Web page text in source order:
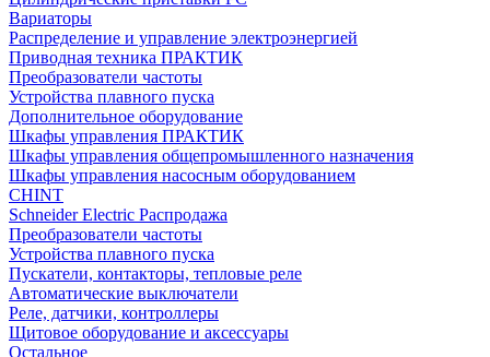
Вариаторы
Распределение и управление электроэнергией
Приводная техника ПРАКТИК
Преобразователи частоты
Устройства плавного пуска
Дополнительное оборудование
Шкафы управления ПРАКТИК
Шкафы управления общепромышленного назначения
Шкафы управления насосным оборудованием
CHINT
Schneider Electric Распродажа
Преобразователи частоты
Устройства плавного пуска
Пускатели, контакторы, тепловые реле
Автоматические выключатели
Реле, датчики, контроллеры
Щитовое оборудование и аксессуары
Остальное